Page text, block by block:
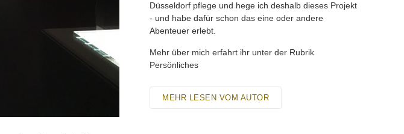
Düsseldorf pflege und hege ich deshalb dieses Projekt
- und habe dafür schon das eine oder andere
Abenteuer erlebt.
Mehr über mich erfahrt ihr unter der Rubrik
Persönliches
MEHR LESEN VOM AUTOR